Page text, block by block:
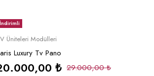
İndirimli
Üniteleri Modülleri
Luxury Tv Pano
29.000,00₺
₺